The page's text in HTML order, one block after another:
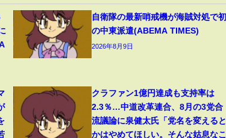
自衛隊の最新哨戒機が海賊対処で初
の中東派遣(ABEMA TIMES)
2026年8月9日
クラファン1億円達成も支持率は
2.3％…中道改革連合、8月の3党合
流議論に泉健太氏「党名を変えると
かはやめてほしい。そんな姑息なこ